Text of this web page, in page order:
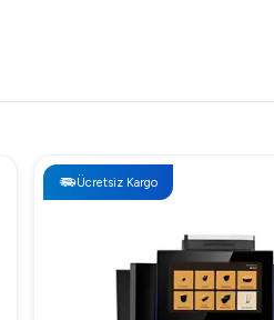
Ücretsiz Kargo